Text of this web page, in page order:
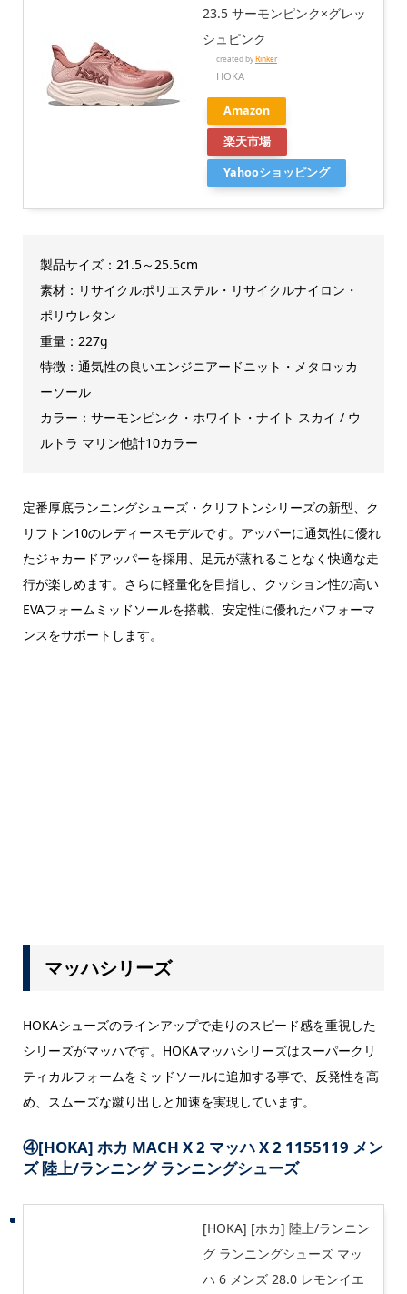
23.5 サーモンピンク×グレッ
シュピンク
created byRinker
HOKA
Amazon
楽天市場
Yahooショッピング
製品サイズ：21.5～25.5cm
素材：リサイクルポリエステル・リサイクルナイロン・
ポリウレタン
重量：227g
特徴：通気性の良いエンジニアードニット・メタロッカ
ーソール
カラー：サーモンピンク・ホワイト・ナイト スカイ / ウ
ルトラ マリン他計10カラー
定番厚底ランニングシューズ・クリフトンシリーズの新型、ク
リフトン10のレディースモデルです。アッパーに通気性に優れ
たジャカードアッパーを採用、足元が蒸れることなく快適な走
行が楽しめます。さらに軽量化を目指し、クッション性の高い
EVAフォームミッドソールを搭載、安定性に優れたパフォーマ
ンスをサポートします。
マッハシリーズ
HOKAシューズのラインアップで走りのスピード感を重視した
シリーズがマッハです。HOKAマッハシリーズはスーパークリ
ティカルフォームをミッドソールに追加する事で、反発性を高
め、スムーズな蹴り出しと加速を実現しています。
④[HOKA] ホカ MACH X 2 マッハ X 2 1155119 メン
ズ 陸上/ランニング ランニングシューズ
[HOKA] [ホカ] 陸上/ランニン
グ ランニングシューズ マッ
ハ 6 メンズ 28.0 レモンイエ